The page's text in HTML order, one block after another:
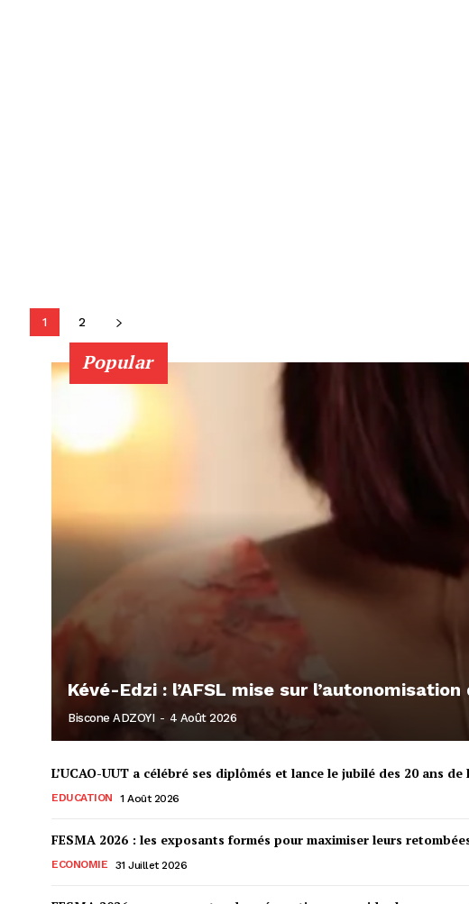
1 2
Popular
Kévé-Edzi : l’AFSL mise sur
Biscone ADZOYI - 4 Août 2026
L’UCAO-UUT a célébré ses diplômés et lance le jubilé des 20 ans
EDUCATION 1 Août 2026
FESMA 2026 : les exposants formés pour maximiser leurs
ECONOMIE 31 Juillet 2026